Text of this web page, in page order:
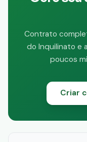
Contrato
do Inquilinato e
poucos
Criar